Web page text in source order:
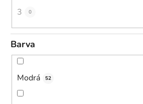
3 0
Barva
Modrá 52